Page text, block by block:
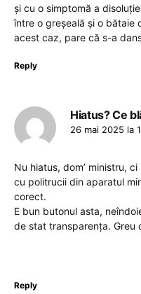
și cu o simptomă a
între o greșeală și o bătaie
acest caz, pare că s-a
Reply
Hiatus? Ce
26 mai 2025 la
Nu hiatus, dom’ ministru,
cu politrucii din aparatul
corect.
E bun butonul asta,
de stat transparența.
Reply